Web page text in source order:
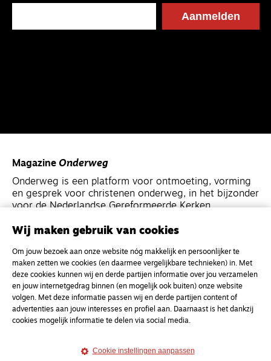
Magazine Onderweg
Onderweg is een platform voor ontmoeting, vorming
en gesprek voor christenen onderweg, in het bijzonder
voor de Nederlandse Gereformeerde Kerken.
Magazine
Onderweg
Kvk-nummer 33277063
NL46 INGB 0117 5827 86
info@onderwegonline.nl
Wij maken gebruik van cookies
Om jouw bezoek aan onze website nóg makkelijk en persoonlijker te
maken zetten we cookies (en daarmee vergelijkbare technieken) in. Met
deze cookies kunnen wij en derde partijen informatie over jou verzamelen
en jouw internetgedrag binnen (en mogelijk ook buiten) onze website
volgen. Met deze informatie passen wij en derde partijen content of
advertenties aan jouw interesses en profiel aan. Daarnaast is het dankzij
cookies mogelijk informatie te delen via social media.
Cookie instellingen aanpassen